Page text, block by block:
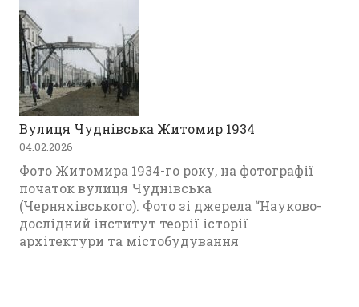
Вулиця Чуднівська Житомир 1934
04.02.2026
Фото Житомира 1934-го року, на фотографії
початок вулиця Чуднівська
(Черняхівського). Фото зі джерела “Науково-
дослідний інститут теорії історії
архітектури та містобудування